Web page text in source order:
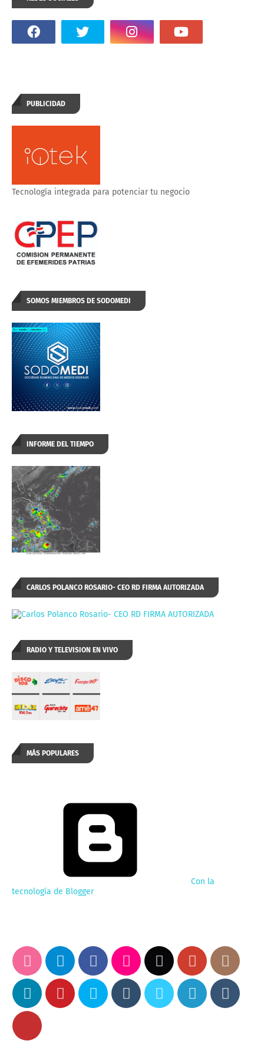
PUBLICIDAD
Tecnología integrada para potenciar tu negocio
SOMOS MIEMBROS DE SODOMEDI
INFORME DEL TIEMPO
CARLOS POLANCO ROSARIO- CEO RD FIRMA AUTORIZADA
RADIO Y TELEVISION EN VIVO
MÁS POPULARES
Con la
tecnología de Blogger